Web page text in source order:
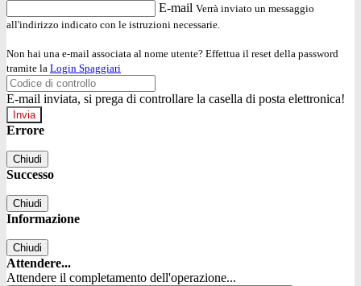
E-mail Verrà inviato un messaggio
all'indirizzo indicato con le istruzioni necessarie.
Non hai una e-mail associata al nome utente? Effettua il reset della password
tramite la Login Spaggiari
E-mail inviata, si prega di controllare la casella di posta elettronica!
Errore
Chiudi
Successo
Chiudi
Informazione
Chiudi
Attendere...
Attendere il completamento dell'operazione...